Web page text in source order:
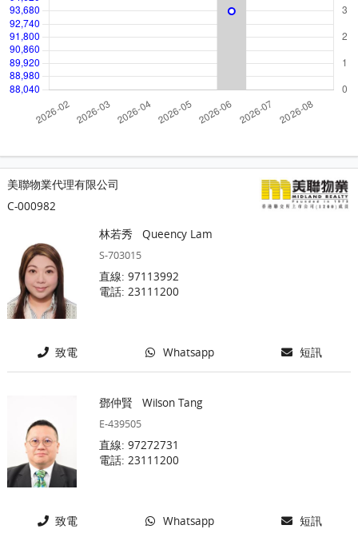
美聯物業代理有限公司
C-000982
林若秀
Queency Lam
S-703015
直線: 97113992
電話: 23111200
致電 Whatsapp 短訊
鄧仲賢 Wilson Tang
E-439505
直線: 97272731
電話: 23111200
致電 Whatsapp 短訊